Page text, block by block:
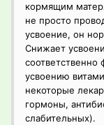
кормящим
не просто
усвоение, он
Снижает
усвоению
некоторые
гормоны,
слабительных).